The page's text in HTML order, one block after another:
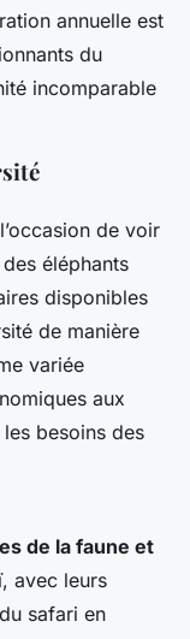
annuelle est
du
incomparable
de voir
des éléphants
disponibles
de manière
variée
aux
besoins des
de la faune et
avec leurs
safari en